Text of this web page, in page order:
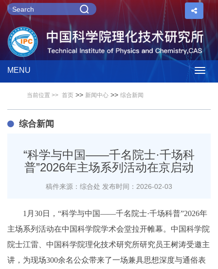
MENU
当前位置 >> 首页 >> 新闻中心 >> 综合新闻
综合新闻
“科学与中国——千名院士·千场科
普”2026年主场系列活动在京启动
稿件来源：综合处 发布时间：2026-02-03
1月30日，“科学与中国——千名院士·千场科普”2026年
主场系列活动在中国科学院学术会堂拉开帷幕。中国科学院
院士江雷、中国科学院理化技术研究所研究员王树涛受邀主
讲，为现场300余名公众带来了一场兼具思想深度与通俗表